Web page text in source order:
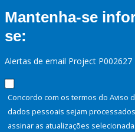
Mantenha-se
se:
Alertas de email Project P002627
Concordo com os termos do Aviso
dados pessoais sejam
assinar as atualizações